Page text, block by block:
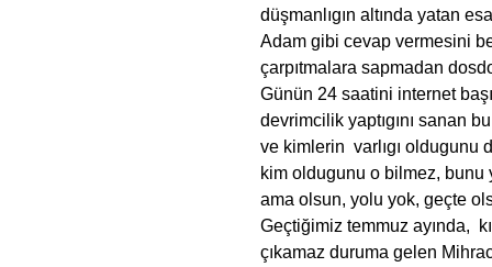
düşmanlıgın altında yatan
Adam gibi cevap vermesini
çarpıtmalara sapmadan
Günün 24 saatini internet
devrimcilik yaptıgını sanan
ve kimlerin varlıgı oldugunu
kim oldugunu o bilmez, bunu
ama olsun, yolu yok, geçte
Geçtiğimiz temmuz ayında,
çıkamaz duruma gelen